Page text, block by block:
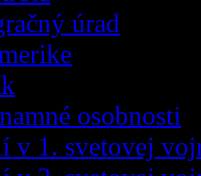
úrad
osobnosti
v 1. svetovej